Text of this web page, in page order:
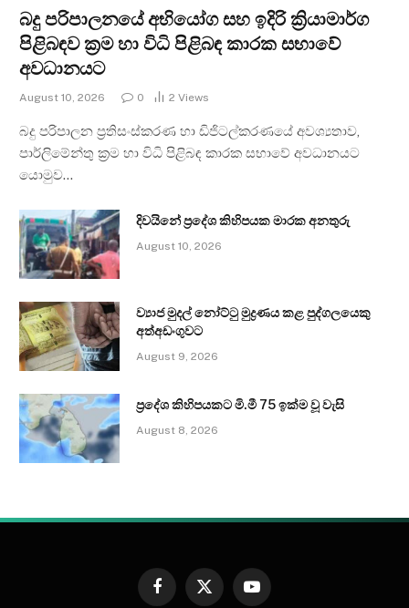
බදු පරිපාලනයේ අභියෝග සහ ඉදිරි ක්‍රියාමාර්ග
පිළිබඳව ක්‍රම හා විධි පිළිබඳ කාරක සභාවේ
අවධානයට
August 10, 2026 0 2 Views
බදු පරිපාලන ප්‍රතිසංස්කරණ හා ඩිජිටල්කරණයේ අවශ්‍යතාව,
පාර්ලිමේන්තු ක්‍රම හා විධි පිළිබඳ කාරක සභාවේ අවධානයට
යොමුව…
දිවයිනේ ප්‍රදේශ කිහිපයක මාරක අනතුරු
August 10, 2026
ව්‍යාජ මුදල් නෝට්ටු මුද්‍රණය කළ පුද්ගලයෙකු
අත්අඩංගුවට
August 9, 2026
ප්‍රදේශ කිහිපයකට මි.මී 75 ඉක්ම වූ වැසි
August 8, 2026
Facebook
X
YouTube